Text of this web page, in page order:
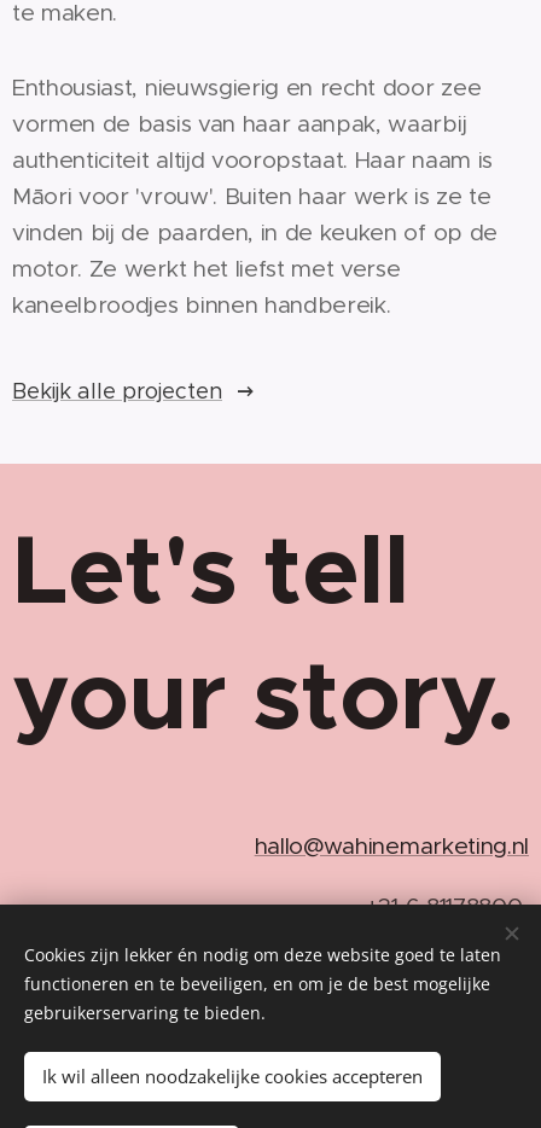
te maken.
Enthousiast, nieuwsgierig en recht door zee
vormen de basis van haar aanpak, waarbij
authenticiteit altijd vooropstaat. Haar naam is
Māori voor 'vrouw'. Buiten haar werk is ze te
vinden bij de paarden, in de keuken of op de
motor. Ze werkt het liefst met verse
kaneelbroodjes binnen handbereik.
Bekijk alle projecten
Let's tell
your story.
hallo@wahinemarketing.nl
📞 +31 6 81178800
☎️ Plan direct een call
Wahine Wisse
Cookies zijn lekker én nodig om deze website goed te laten
functioneren en te beveiligen, en om je de best mogelijke
gebruikerservaring te bieden.
Ik wil alleen noodzakelijke cookies accepteren